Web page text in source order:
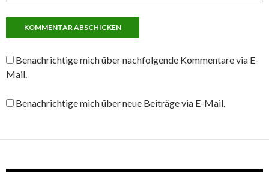
Benachrichtige mich über nachfolgende Kommentare via E-
Mail.
Benachrichtige mich über neue Beiträge via E-Mail.